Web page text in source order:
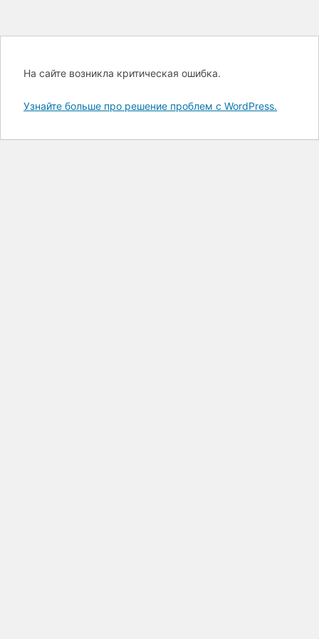
На сайте возникла критическая ошибка.
Узнайте больше про решение проблем с WordPress.